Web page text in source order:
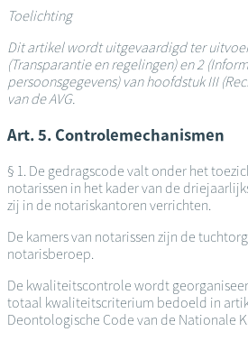
Toelichting
Dit artikel wordt uitgevaardigd ter
(Transparantie en regelingen) en 2
persoonsgegevens) van hoofdstuk III
van de AVG.
Art. 5. Controlemechanismen
§ 1. De gedragscode valt onder het
notarissen in het kader van de
zij in de notariskantoren verrichten.
De kamers van notarissen zijn de
notarisberoep.
De kwaliteitscontrole wordt
totaal kwaliteitscriterium bedoeld in
Deontologische Code van de Nationale